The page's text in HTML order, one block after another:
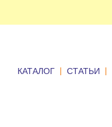
КАТАЛОГ | СТАТЬИ |